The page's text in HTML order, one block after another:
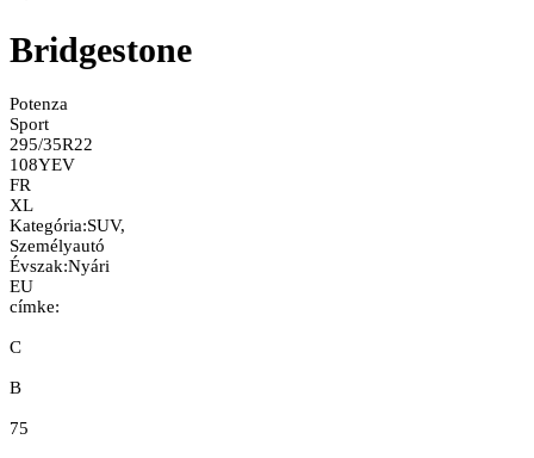
Bridgestone
Potenza
Sport
295/35R22
108YEV
FR
XL
Kategória:SUV,
Személyautó
Évszak:Nyári
EU
címke:
C
B
75